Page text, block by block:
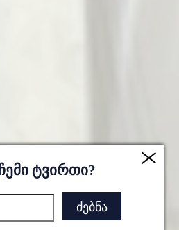
ტვირთი?